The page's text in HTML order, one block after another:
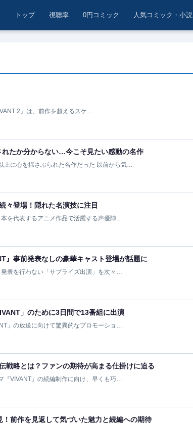
トップ 視聴率 0円コミック 人気コミック・小説
2』は、前作を超えるスケ…
たか分からない…今こそ見たい感動の名作
上に心を揺さぶられた名作だった 以前から気…
々登場！隠れた名演技に注目
を代表するアニメ作品で活躍する声優陣…
』事前発表なしの豪華キャスト登場が話題に
表を行わない「サプライズ出演」を次々…
」のために3日間で13番組に出演
」の放送に向けて驚異的なプロモーショ…
戦略とは？ファンの期待が高まる仕掛けに迫る
『VIVANT』の続編制作に向け、早くも巧…
前作を見返して気づいた魅力と続編への期待